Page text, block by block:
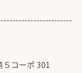
コーポ 301